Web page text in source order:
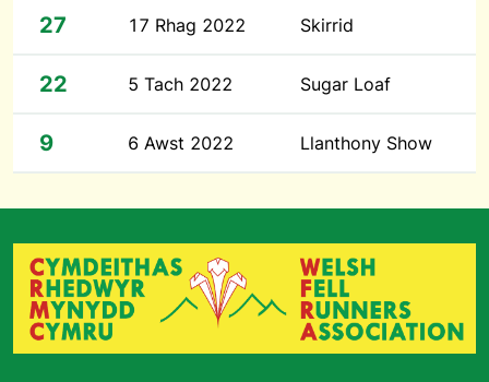
27 17 Rhag 2022 Skirrid
22 5 Tach 2022 Sugar Loaf
9 6 Awst 2022 Llanthony Show